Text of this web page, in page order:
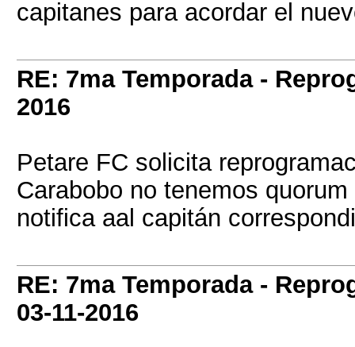
capitanes para acordar el
RE: 7ma Temporada -
2016
Petare FC solicita
Carabobo no tenemos
notifica aal capitán
RE: 7ma Temporada -
03-11-2016